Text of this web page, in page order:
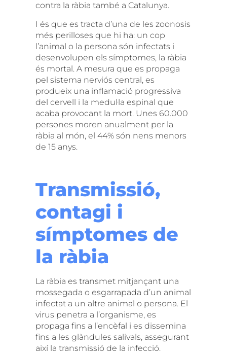
contra la ràbia també a Catalunya.
I és que es tracta d’una de les zoonosis
més perilloses que hi ha: un cop
l’animal o la persona són infectats i
desenvolupen els símptomes, la ràbia
és mortal. A mesura que es propaga
pel sistema nerviós central, es
produeix una inflamació progressiva
del cervell i la medul·la espinal que
acaba provocant la mort. Unes 60.000
persones moren anualment per la
ràbia al món, el 44% són nens menors
de 15 anys.
Transmissió,
contagi i
símptomes de
la ràbia
La ràbia es transmet mitjançant una
mossegada o esgarrapada d’un animal
infectat a un altre animal o persona. El
virus penetra a l’organisme, es
propaga fins a l’encèfal i es dissemina
fins a les glàndules salivals, assegurant
així la transmissió de la infecció.